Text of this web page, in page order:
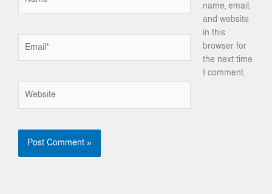
name, email,
and website
in this
browser for
the next time
I comment.